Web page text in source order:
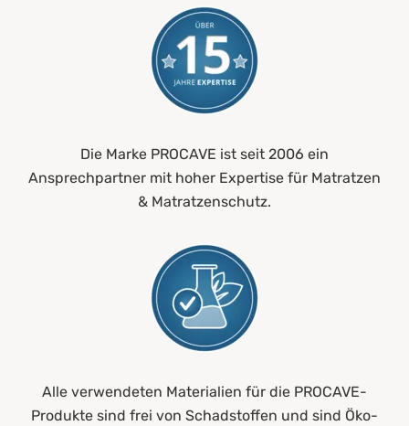
Die Marke PROCAVE ist seit 2006 ein
Ansprechpartner mit hoher Expertise für Matratzen
& Matratzenschutz.
Alle verwendeten Materialien für die PROCAVE-
Produkte sind frei von Schadstoffen und sind Öko-